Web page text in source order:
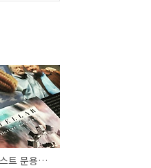
용산FM 피아니스트 문용의 다정한 영화음악 16회